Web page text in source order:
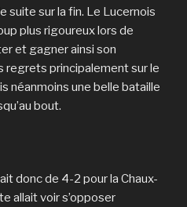
suite sur la fin. Le Lucernois
plus rigoureux lors de
et gagner ainsi son
regrets principalement sur le
néanmoins une belle bataille
bout.
donc de 4-2 pour la Chaux-
allait voir s’opposer